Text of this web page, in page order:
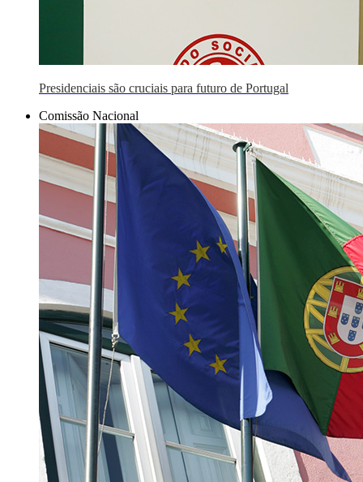
Presidenciais são cruciais para futuro de Portugal
Comissão Nacional